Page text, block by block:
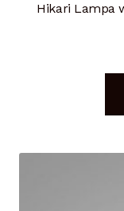
Hikari Lampa